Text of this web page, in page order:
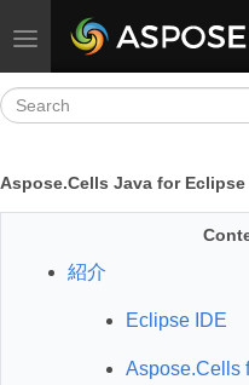
Toggle navigation
Aspose.Cells Java for Eclipse
紹介
Eclipse IDE
Aspose.Cells